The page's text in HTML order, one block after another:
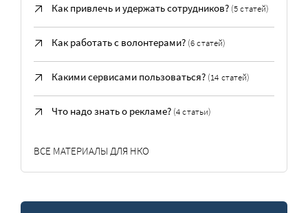
Как привлечь и удержать сотрудников? (5 статей)
Как работать с волонтерами? (6 статей)
Какими сервисами пользоваться? (14 статей)
Что надо знать о рекламе? (4 статьи)
ВСЕ МАТЕРИАЛЫ ДЛЯ НКО